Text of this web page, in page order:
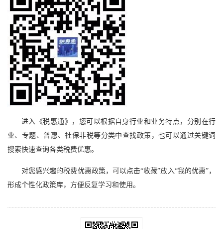
进入《税惠通》，您可以根据自身行业和业务特点，分别在行
业、专题、普惠、社保非税等分类中查找政策，也可以通过关键词
搜索快速查询各类税费优惠。
对您感兴趣的税费优惠政策，可以点击“收藏”放入“我的优惠”，
形成个性化政策库，方便反复学习和使用。